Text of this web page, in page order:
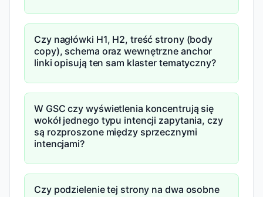
Czy nagłówki H1, H2, treść strony (body
copy), schema oraz wewnętrzne anchor
linki opisują ten sam klaster tematyczny?
W GSC czy wyświetlenia koncentrują się
wokół jednego typu intencji zapytania, czy
są rozproszone między sprzecznymi
intencjami?
Czy podzielenie tej strony na dwa osobne